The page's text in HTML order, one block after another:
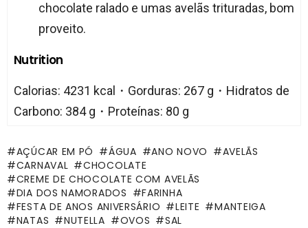
chocolate ralado e umas avelãs trituradas, bom
proveito.
Nutrition
Calorias: 4231 kcal・Gorduras: 267 g・Hidratos de
Carbono: 384 g・Proteínas: 80 g
AÇÚCAR EM PÓ ÁGUA ANO NOVO
AVELÃS
CARNAVAL
CHOCOLATE
CREME DE CHOCOLATE COM AVELÃS
DIA DOS NAMORADOS
FARINHA
FESTA DE ANOS ANIVERSÁRIO
LEITE
MANTEIGA
NATAS
NUTELLA OVOS SAL